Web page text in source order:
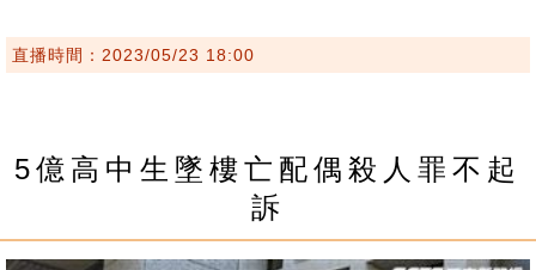
直播時間：2023/05/23 18:00
5億高中生墜樓亡配偶殺人罪不起
訴